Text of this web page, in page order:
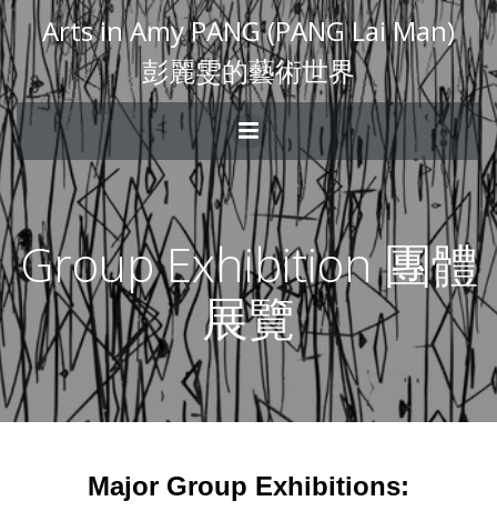
Arts in Amy PANG (PANG Lai Man)
彭麗雯的藝術世界
Group Exhibition 團體
展覽
Major Group Exhibitions: